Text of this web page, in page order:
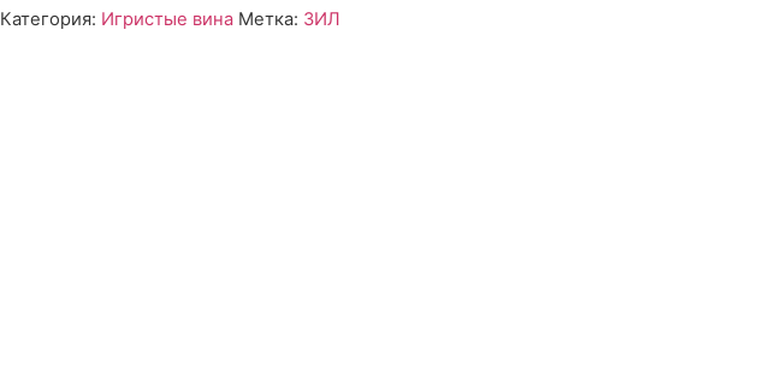
Категория: Игристые вина Метка: ЗИЛ